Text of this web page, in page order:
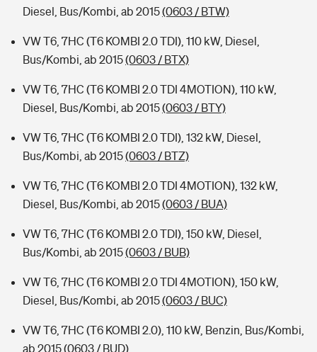
Diesel, Bus/Kombi, ab 2015(0603 / BTW)
VW T6, 7HC (T6 KOMBI 2.0 TDI), 110 kW, Diesel,
Bus/Kombi, ab 2015(0603 / BTX)
VW T6, 7HC (T6 KOMBI 2.0 TDI 4MOTION), 110 kW,
Diesel, Bus/Kombi, ab 2015(0603 / BTY)
VW T6, 7HC (T6 KOMBI 2.0 TDI), 132 kW, Diesel,
Bus/Kombi, ab 2015(0603 / BTZ)
VW T6, 7HC (T6 KOMBI 2.0 TDI 4MOTION), 132 kW,
Diesel, Bus/Kombi, ab 2015(0603 / BUA)
VW T6, 7HC (T6 KOMBI 2.0 TDI), 150 kW, Diesel,
Bus/Kombi, ab 2015(0603 / BUB)
VW T6, 7HC (T6 KOMBI 2.0 TDI 4MOTION), 150 kW,
Diesel, Bus/Kombi, ab 2015(0603 / BUC)
VW T6, 7HC (T6 KOMBI 2.0), 110 kW, Benzin, Bus/Kombi,
ab 2015(0603 / BUD)